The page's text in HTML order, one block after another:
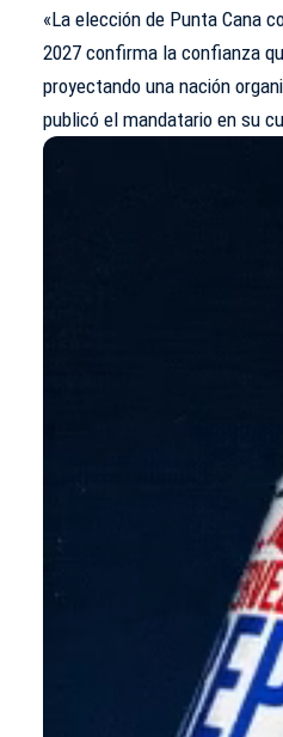
«La elección de Punta Cana
2027 confirma la confianza
proyectando una nación
publicó el mandatario en su